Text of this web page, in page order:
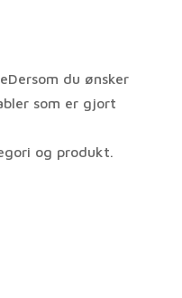
du ønsker
som er gjort
og produkt.